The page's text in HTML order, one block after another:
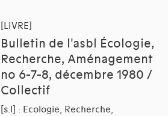
[LIVRE]
Bulletin de l'asbl Écologie,
Recherche, Aménagement
no 6-7-8, décembre 1980 /
Collectif
[s.l] : Ecologie, Recherche,